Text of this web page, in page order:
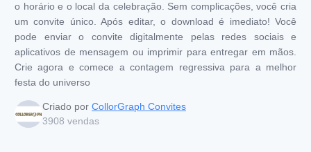
o horário e o local da celebração. Sem complicações, você cria
um convite único. Após editar, o download é imediato! Você
pode enviar o convite digitalmente pelas redes sociais e
aplicativos de mensagem ou imprimir para entregar em mãos.
Crie agora e comece a contagem regressiva para a melhor
festa do universo
Criado por CollorGraph Convites
3908 vendas